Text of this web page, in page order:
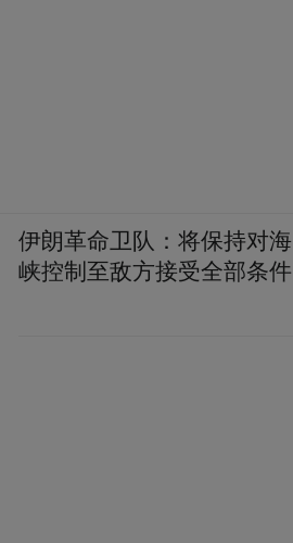
伊朗革命卫队：将保持对海
峡控制至敌方接受全部条件